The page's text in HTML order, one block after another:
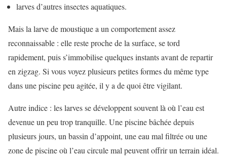
larves d’autres insectes aquatiques.
Mais la larve de moustique a un comportement assez
reconnaissable : elle reste proche de la surface, se tord
rapidement, puis s’immobilise quelques instants avant de repartir
en zigzag. Si vous voyez plusieurs petites formes du même type
dans une piscine peu agitée, il y a de quoi être vigilant.
Autre indice : les larves se développent souvent là où l’eau est
devenue un peu trop tranquille. Une piscine bâchée depuis
plusieurs jours, un bassin d’appoint, une eau mal filtrée ou une
zone de piscine où l’eau circule mal peuvent offrir un terrain idéal.